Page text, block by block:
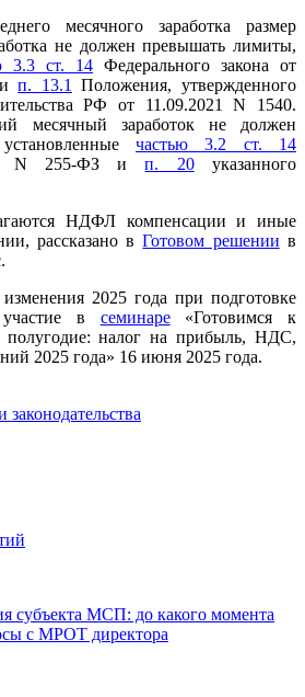
месячного заработка размер
не должен превышать лимиты,
3.3 ст. 14 Федерального закона от
ип. 13.1
Положения, утвержденного
РФ от 11.09.2021 N 1540.
месячный заработок не должен
частью 3.2 ст. 14
N 255-ФЗ ип. 20указанного
НДФЛ компенсации и иные
рассказано вГотовом решении в
2025 года при подготовке
участие в семинаре«Готовимся к
полугодие: налог на прибыль, НДС,
2025 года» 16 июня 2025 года.
субъекта МСП: до какого момента
с МРОТ директора